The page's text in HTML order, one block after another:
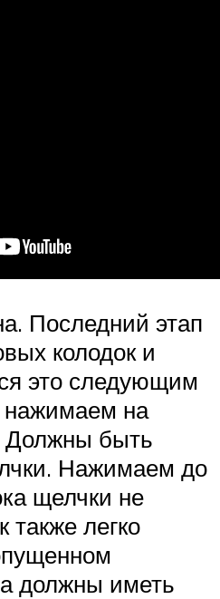
Последний этап
колодок и
это следующим
нажимаем на
Должны быть
Нажимаем до
щелчки не
также легко
должны иметь